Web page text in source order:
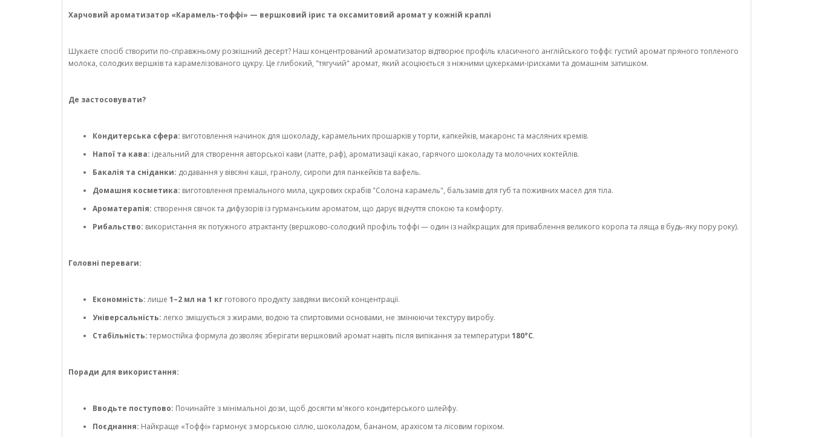
Харчовий ароматизатор «Карамель-тоффі» — вершковий ірис та оксамитовий аромат у кожній краплі
Шукаєте спосіб створити по-справжньому розкішний десерт? Наш концентрований ароматизатор відтворює профіль класичного англійського тоффі: густий аромат пряного топленого
молока, солодких вершків та карамелізованого цукру. Це глибокий, "тягучий" аромат, який асоціюється з ніжними цукерками-ірисками та домашнім затишком.
Де застосовувати?
Кондитерська сфера: виготовлення начинок для шоколаду, карамельних прошарків у торти, капкейків, макаронс та масляних кремів.
Напої та кава: ідеальний для створення авторської кави (латте, раф), ароматизації какао, гарячого шоколаду та молочних коктейлів.
Бакалія та сніданки: додавання у вівсяні каші, гранолу, сиропи для панкейків та вафель.
Домашня косметика: виготовлення преміального мила, цукрових скрабів "Солона карамель", бальзамів для губ та поживних масел для тіла.
Ароматерапія: створення свічок та дифузорів із гурманським ароматом, що дарує відчуття спокою та комфорту.
Рибальство: використання як потужного атрактанту (вершково-солодкий профіль тоффі — один із найкращих для приваблення великого коропа та ляща в будь-яку пору року).
Головні переваги:
Економність: лише 1–2 мл на 1 кг готового продукту завдяки високій концентрації.
Універсальність: легко змішується з жирами, водою та спиртовими основами, не змінюючи текстуру виробу.
Стабільність:термостійка формула дозволяє зберігати вершковий аромат навіть після випікання за температури 180°C.
Поради для використання:
Вводьте поступово: Починайте з мінімальної дози, щоб досягти м'якого кондитерського шлейфу.
Поєднання: Найкраще «Тоффі» гармонує з морською сіллю, шоколадом, бананом, арахісом та лісовим горіхом.